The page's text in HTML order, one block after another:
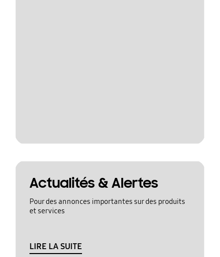
Actualités & Alertes
Pour des annonces importantes sur des produits
et services
LIRE LA SUITE